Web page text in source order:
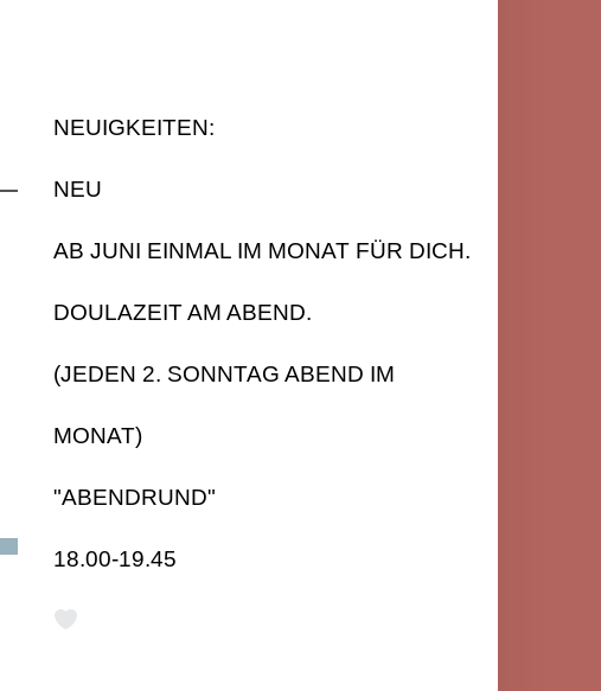
NEUIGKEITEN:
NEU
AB JUNI EINMAL IM MONAT FÜR DICH.
DOULAZEIT AM ABEND.
(JEDEN 2. SONNTAG ABEND IM
MONAT)
"ABENDRUND"
18.00-19.45